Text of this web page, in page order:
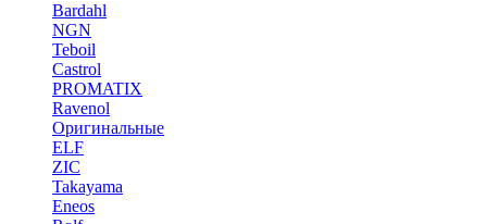
Bardahl
NGN
Teboil
Castrol
PROMATIX
Ravenol
Оригинальные
ELF
ZIC
Takayama
Eneos